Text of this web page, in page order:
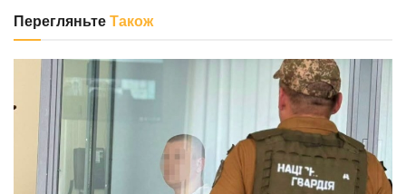
ПерегляньтеТакож